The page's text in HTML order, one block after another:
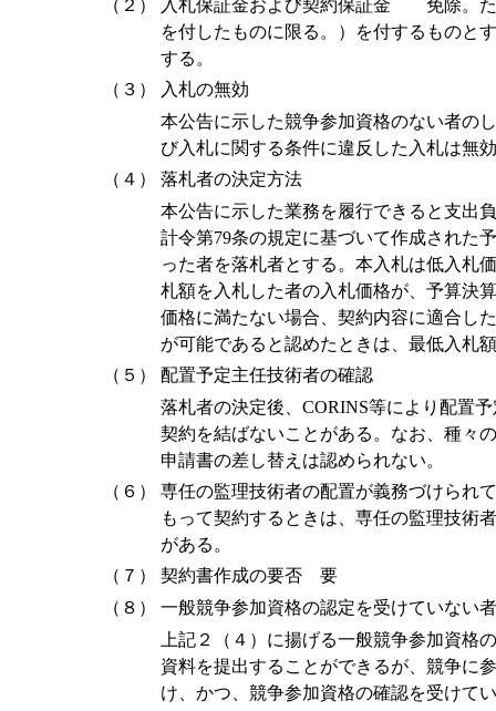
（２）
入札保証金および契約保証金 免除。た
を付したものに限る。）を付するものと
する。
（３）
入札の無効
本公告に示した競争参加資格のない者の
び入札に関する条件に違反した入札は無
（４）
落札者の決定方法
本公告に示した業務を履行できると支出
計令第79条の規定に基づいて作成された
った者を落札者とする。本入札は低入札
札額を入札した者の入札価格が、予算決
価格に満たない場合、契約内容に適合し
が可能であると認めたときは、最低入札
（５）
配置予定主任技術者の確認
落札者の決定後、CORINS等により配置
契約を結ばないことがある。なお、種々
申請書の差し替えは認められない。
（６）
専任の監理技術者の配置が義務づけられ
もって契約するときは、専任の監理技術
がある。
（７）
契約書作成の要否 要
（８）
一般競争参加資格の認定を受けていない
上記２（４）に揚げる一般競争参加資格
資料を提出することができるが、競争に
け、かつ、競争参加資格の確認を受けて